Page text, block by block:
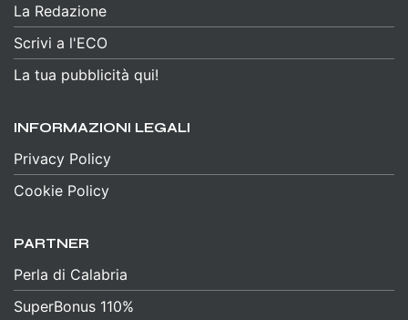
La Redazione
Scrivi a l'ECO
La tua pubblicità qui!
INFORMAZIONI LEGALI
Privacy Policy
Cookie Policy
PARTNER
Perla di Calabria
SuperBonus 110%